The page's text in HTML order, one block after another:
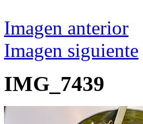
Imagen anterior
Imagen siguiente
IMG_7439